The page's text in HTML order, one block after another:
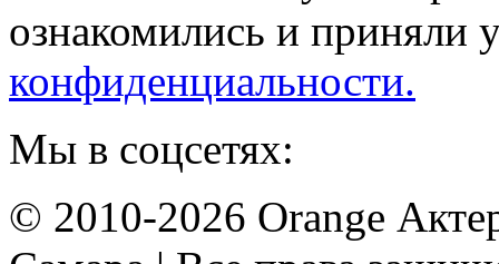
ознакомились и приняли
конфиденциальности.
Мы в соцсетях:
© 2010-2026 Orange